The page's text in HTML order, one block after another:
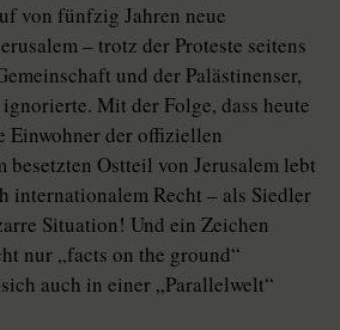
von fünfzig Jahren neue
– trotz der Proteste seitens
und der Palästinenser,
Mit der Folge, dass heute
Einwohner der offiziellen
besetzten Ostteil von Jerusalem lebt
internationalem Recht – als Siedler
Situation! Und ein Zeichen
nur „facts on the ground“
auch in einer „Parallelwelt“